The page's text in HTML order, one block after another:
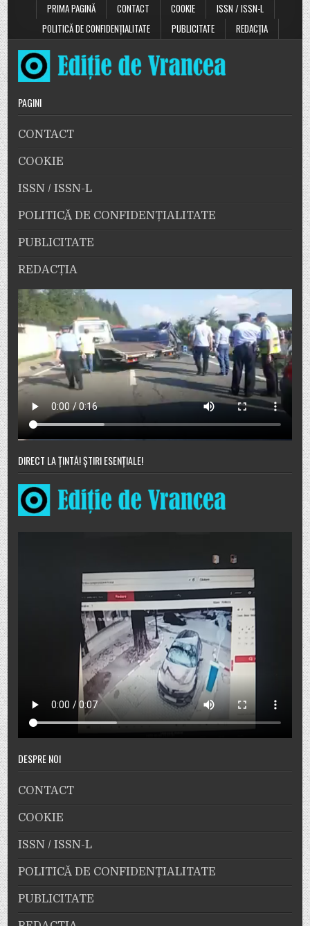
PRIMA PAGINĂ
CONTACT COOKIE
ISSN / ISSN-L
POLITICĂ DE CONFIDENȚIALITATE
PUBLICITATE REDACȚIA
PAGINI
CONTACT
COOKIE
ISSN / ISSN-L
POLITICĂ DE CONFIDENȚIALITATE
PUBLICITATE
REDACȚIA
DIRECT LA ȚINTĂ! ȘTIRI ESENȚIALE!
DESPRE NOI
CONTACT
COOKIE
ISSN / ISSN-L
POLITICĂ DE CONFIDENȚIALITATE
PUBLICITATE